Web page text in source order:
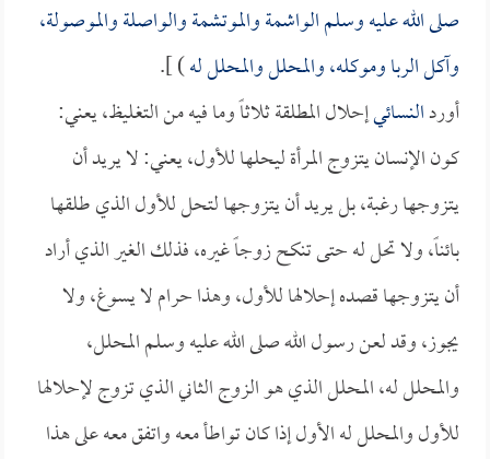
صلى الله عليه وسلم الواشمة والموتشمة والواصلة والموصولة،
وآكل الربا وموكله، والمحلل والمحلل له) ].
أوردالنسائيإحلال المطلقة ثلاثاً وما فيه من التغليظ، يعني:
كون الإنسان يتزوج المرأة ليحلها للأول، يعني: لا يريد أن
يتزوجها رغبة، بل يريد أن يتزوجها لتحل للأول الذي طلقها
بائناً، ولا تحل له حتى تنكح زوجاً غيره، فذلك الغير الذي أراد
أن يتزوجها قصده إحلالها للأول، وهذا حرام لا يسوغ، ولا
يجوز، وقد لعن رسول الله صلى الله عليه وسلم المحلل،
والمحلل له، المحلل الذي هو الزوج الثاني الذي تزوج لإحلالها
للأول والمحلل له الأول إذا كان تواطأ معه واتفق معه على هذا